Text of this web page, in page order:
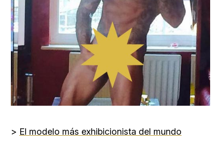
> El modelo más exhibicionista del mundo